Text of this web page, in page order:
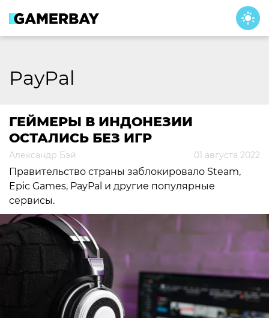
content
PayPal
ГЕЙМЕРЫ В ИНДОНЕЗИИ
ОСТАЛИСЬ БЕЗ ИГР
Александр Бэй 01 августа 2022
Правительство страны заблокировало Steam,
Epic Games, PayPal и другие популярные
сервисы.